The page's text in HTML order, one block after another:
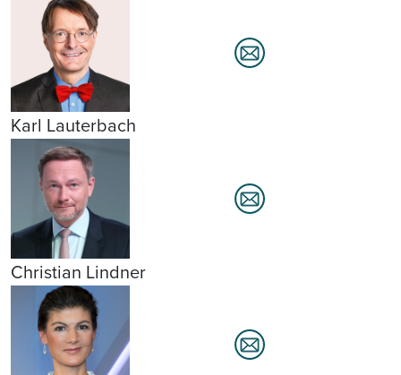
Karl Lauterbach
Christian Lindner